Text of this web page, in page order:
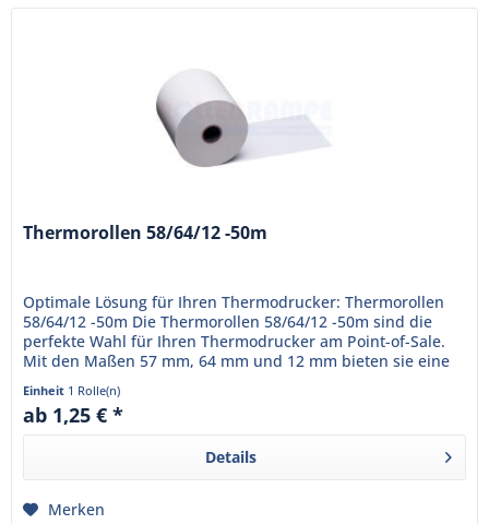
Thermorollen 58/64/12 -50m
Optimale Lösung für Ihren Thermodrucker: Thermorollen
58/64/12 -50m Die Thermorollen 58/64/12 -50m sind die
perfekte Wahl für Ihren Thermodrucker am Point-of-Sale.
Mit den Maßen 57 mm, 64 mm und 12 mm bieten sie eine
Lauflänge von...
Einheit 1 Rolle(n)
ab 1,25 € *
Details
Merken